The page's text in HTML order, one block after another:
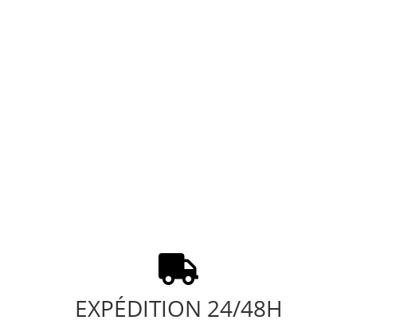
EXPÉDITION 24/48H